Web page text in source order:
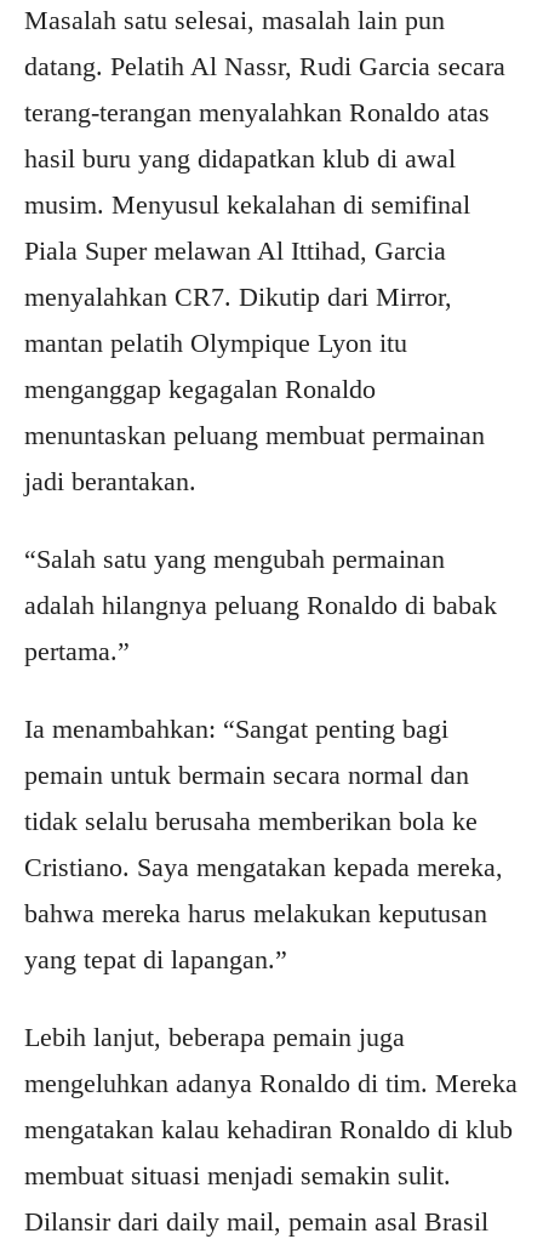
Masalah satu selesai, masalah lain pun
datang. Pelatih Al Nassr, Rudi Garcia secara
terang-terangan menyalahkan Ronaldo atas
hasil buru yang didapatkan klub di awal
musim. Menyusul kekalahan di semifinal
Piala Super melawan Al Ittihad, Garcia
menyalahkan CR7. Dikutip dari Mirror,
mantan pelatih Olympique Lyon itu
menganggap kegagalan Ronaldo
menuntaskan peluang membuat permainan
jadi berantakan.
“Salah satu yang mengubah permainan
adalah hilangnya peluang Ronaldo di babak
pertama.”
Ia menambahkan: “Sangat penting bagi
pemain untuk bermain secara normal dan
tidak selalu berusaha memberikan bola ke
Cristiano. Saya mengatakan kepada mereka,
bahwa mereka harus melakukan keputusan
yang tepat di lapangan.”
Lebih lanjut, beberapa pemain juga
mengeluhkan adanya Ronaldo di tim. Mereka
mengatakan kalau kehadiran Ronaldo di klub
membuat situasi menjadi semakin sulit.
Dilansir dari daily mail, pemain asal Brasil